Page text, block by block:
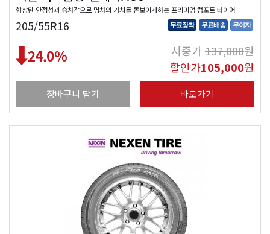
향상된 안정성과 승차감으로 명차의 가치를 돋보이게하는 프리미엄 컴포트 타이어
205/55R16 무료장착 무료배송 무이자
24.0% 시중가137,000원
할인가105,000원
장바구니 담기 바로가기